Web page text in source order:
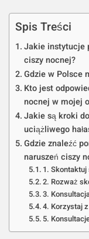
Spis Treści
Jakie instytucje
ciszy nocnej?
Gdzie w Polsce
Kto jest
nocnej w mojej
Jakie są kroki
uciążliwego
Gdzie znaleźć
naruszeń ciszy
1.
2. Rozważ
3.
4. Korzystaj
5.